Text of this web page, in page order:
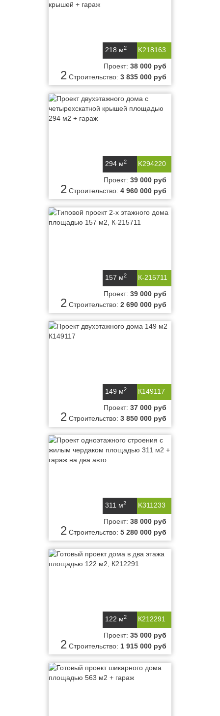
K218163
218 м2
2
Проект: 38 000 руб
Строительство: 3 835 000 руб
K294220
294 м2
2
Проект: 39 000 руб
Строительство: 4 960 000 руб
К-215711
157 м2
2
Проект: 39 000 руб
Строительство: 2 690 000 руб
К149117
149 м2
2
Проект: 37 000 руб
Строительство: 3 850 000 руб
K311233
311 м2
2
Проект: 38 000 руб
Строительство: 5 280 000 руб
К212291
122 м2
2
Проект: 35 000 руб
Строительство: 1 915 000 руб